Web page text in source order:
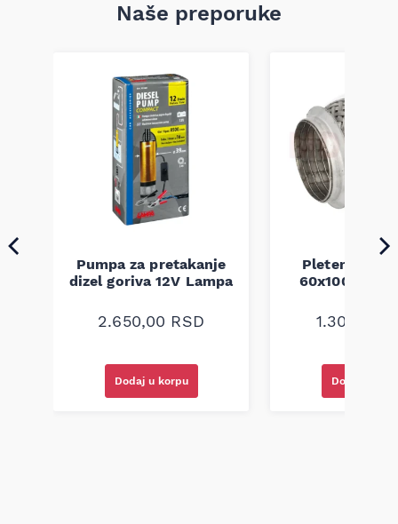
Naše preporuke
Pumpa za pretakanje
dizel goriva 12V Lampa
2.650,00 RSD
Dodaj u korpu
Pletenica
60x100
1.300,00
Dodaj u